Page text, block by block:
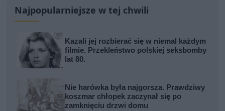
Najpopularniejsze w tej chwili
Kazali jej rozbierać się w niemal każdym
filmie. Przekleństwo polskiej seksbomby
lat 80.
Nie harówka była najgorsza. Prawdziwy
koszmar chłopek zaczynał się po
zamknięciu drzwi domu